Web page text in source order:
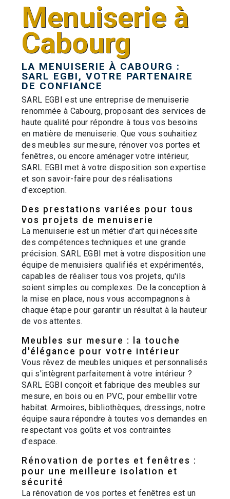
Menuiserie à
Cabourg
LA MENUISERIE À CABOURG :
SARL EGBI, VOTRE PARTENAIRE
DE CONFIANCE
SARL EGBI est une entreprise de menuiserie
renommée à Cabourg, proposant des services de
haute qualité pour répondre à tous vos besoins
en matière de menuiserie. Que vous souhaitiez
des meubles sur mesure, rénover vos portes et
fenêtres, ou encore aménager votre intérieur,
SARL EGBI met à votre disposition son expertise
et son savoir-faire pour des réalisations
d'exception.
Des prestations variées pour tous
vos projets de menuiserie
La menuiserie est un métier d'art qui nécessite
des compétences techniques et une grande
précision. SARL EGBI met à votre disposition une
équipe de menuisiers qualifiés et expérimentés,
capables de réaliser tous vos projets, qu'ils
soient simples ou complexes. De la conception à
la mise en place, nous vous accompagnons à
chaque étape pour garantir un résultat à la hauteur
de vos attentes.
Meubles sur mesure : la touche
d'élégance pour votre intérieur
Vous rêvez de meubles uniques et personnalisés
qui s'intègrent parfaitement à votre intérieur ?
SARL EGBI conçoit et fabrique des meubles sur
mesure, en bois ou en PVC, pour embellir votre
habitat. Armoires, bibliothèques, dressings, notre
équipe saura répondre à toutes vos demandes en
respectant vos goûts et vos contraintes
d'espace.
Rénovation de portes et fenêtres :
pour une meilleure isolation et
sécurité
La rénovation de vos portes et fenêtres est un